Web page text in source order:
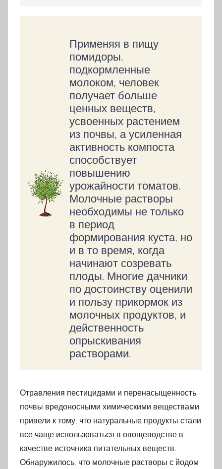
Применяя в пищу
помидоры,
подкормленные
молоком, человек
получает больше
ценных веществ,
усвоенных растением
из почвы, а усиленная
активность компоста
способствует
повышению
урожайности томатов.
Молочные растворы
необходимы не только
в период
формирования куста, но
и в то время, когда
начинают созревать
плоды. Многие дачники
по достоинству оценили
и пользу прикормок из
молочных продуктов, и
действенность
опрыскивания
растворами.
Отравления пестицидами и перенасыщенность
почвы вредоносными химическими веществами
привели к тому, что натуральные продукты стали
все чаще использоваться в овощеводстве в
качестве источника питательных веществ.
Обнаружилось, что молочные растворы с йодом